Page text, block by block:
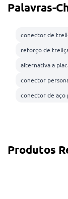
Palavras-
conector de
reforço de
alternativa a
conector
conector de aço
Produtos